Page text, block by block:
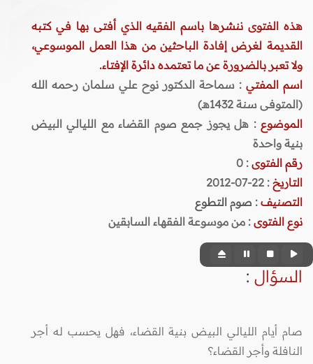
هذه الفتوى ننشرها باسم الفقيه الذي أفتى بها في كتبه
القديمة لغرض إفادة الباحثين من هذا العمل الموسوعي،
ولا تعبر بالضرورة عن ما تعتمده دائرة الإفتاء.
اسم المفتي : سماحة الدكتور نوح علي سلمان رحمه الله
(المتوفى سنة 1432هـ)
الموضوع : هل يجوز جمع صوم القضاء مع الليالي البيض
بنية واحدة
رقم الفتوى :
0
التاريخ : 22-07-2012
التصنيف : صوم التطوع
نوع الفتوى : من موسوعة الفقهاء السابقين
السؤال :
صام أيام الليالي البيض بنية القضاء، فهل يحسب له أجر
النافلة وأجر القضاء؟